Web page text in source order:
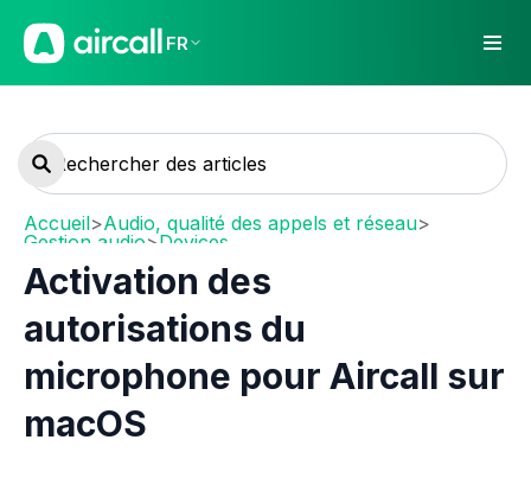
FR
Accueil>Audio, qualité des appels et réseau>
Gestion audio>Devices
Activation des
autorisations du
microphone pour Aircall sur
macOS